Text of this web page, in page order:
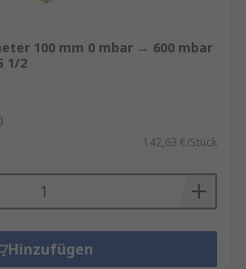
100 mm 0 mbar → 600 mbar
1/2
142,63 €/Stück
Hinzufügen